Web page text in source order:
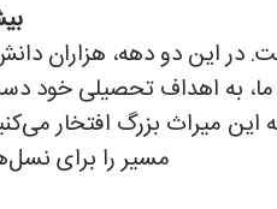
بیش از
این دو دهه، هزاران
به اهداف تحصیلی خود
به این میراث بزرگ افتخار
مسیر را برای